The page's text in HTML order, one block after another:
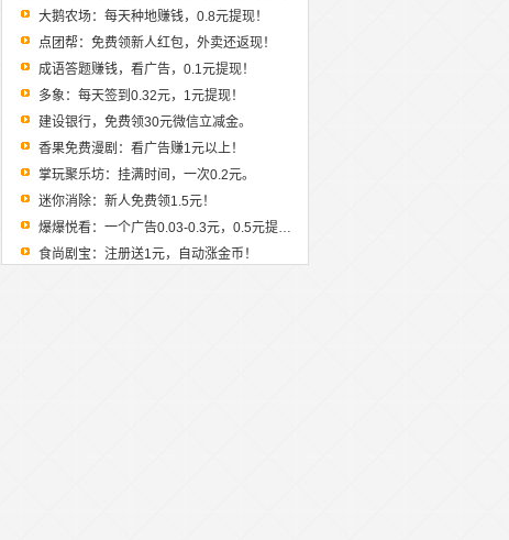
大鹅农场：每天种地赚钱，0.8元提现！
点团帮：免费领新人红包，外卖还返现！
成语答题赚钱，看广告，0.1元提现！
多象：每天签到0.32元，1元提现！
建设银行，免费领30元微信立减金。
香果免费漫剧：看广告赚1元以上！
掌玩聚乐坊：挂满时间，一次0.2元。
迷你消除：新人免费领1.5元！
爆爆悦看：一个广告0.03-0.3元，0.5元提现！
食尚剧宝：注册送1元，自动涨金币！